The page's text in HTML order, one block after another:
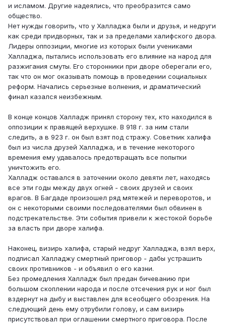
и исламом. Другие надеялись, что преобразится само
общество.
Нет нужды говорить, что у Халладжа были и друзья, и недруги
как среди придворных, так и за пределами халифского двора.
Лидеры оппозиции, многие из которых были учениками
Халладжа, пытались использовать его влияние на народ для
разжигания смуты. Его сторонники при дворе оберегали его,
так что он мог оказывать помощь в проведении социальных
реформ. Начались серьезные волнения, и драматический
финал казался неизбежным.
В конце концов Халладж принял сторону тех, кто находился в
оппозиции к правящей верхушке. В 918 г. за ним стали
следить, а в 923 г. он был взят под стражу. Советник халифа
был из числа друзей Халладжа, и в течение некоторого
времения ему удавалось предотвращать все попытки
уничтожить его.
Халладж оставался в заточении около девяти лет, находясь
все эти годы между двух огней - своих друзей и своих
врагов. В Багдаде произошел ряд мятежей и переворотов, и
он с некоторыми своими последователями был обвинен в
подстрекательстве. Эти события привели к жестокой борьбе
за власть при дворе халифа.
Наконец, визирь халифа, старый недруг Халладжа, взял верх,
подписал Халладжу смертный приговор - дабы устрашить
своих противников - и объявил о его казни.
Без промедления Халладж был предан бичеванию при
большом скоплении народа и после отсечения рук и ног был
вздернут на дыбу и выставлен для всеобщего обозрения. На
следующий день ему отрубили голову, и сам визирь
присутствовал при оглашении смертного приговора. После